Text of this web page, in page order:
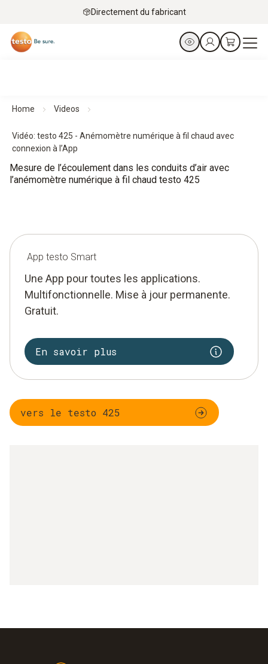
Directement du fabricant
Home Videos
Vidéo: testo 425 - Anémomètre numérique à fil chaud avec
connexion à l’App
Mesure de l’écoulement dans les conduits d’air avec
l’anémomètre numérique à fil chaud testo 425
App testo Smart
Une App pour toutes les applications.
Multifonctionnelle. Mise à jour permanente.
Gratuit.
En savoir plus
vers le testo 425